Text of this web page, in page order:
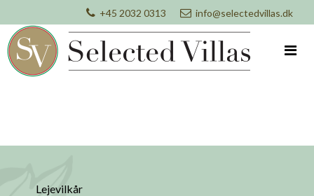
+45 2032 0313 info@selectedvillas.dk
Lejevilkår